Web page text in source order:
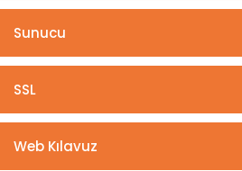
Sunucu
SSL
Web Kılavuz